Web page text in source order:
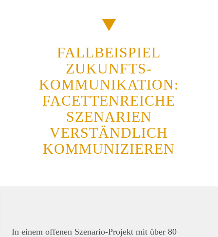
FALLBEISPIEL
ZUKUNFTS-
KOMMUNIKATION:
FACETTENREICHE
SZENARIEN
VERSTÄNDLICH
KOMMUNIZIEREN
In einem offenen Szenario-Projekt mit über 80